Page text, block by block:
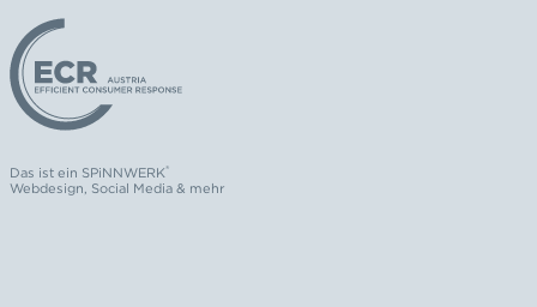
Logo: ECR Austria
Das ist ein SPiNNWERK®
Webdesign, Social Media& mehr